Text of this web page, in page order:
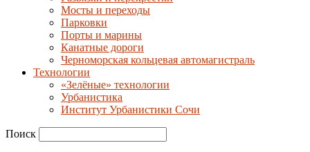
Мосты и переходы
Парковки
Порты и марины
Канатные дороги
Черноморская кольцевая автомагистраль
Технологии
«Зелёные» технологии
Урбанистика
Институт Урбанистики Сочи
Поиск